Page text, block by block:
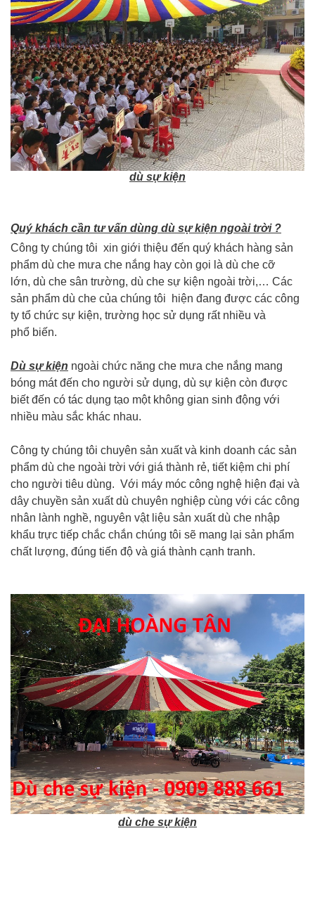
dù sự kiện
Quý khách cần tư vấn dùng dù sự kiện ngoài trời ?
Công ty chúng tôi xin giới thiệu đến quý khách hàng sản
phẩm dù che mưa che nắng hay còn gọi là dù che cỡ
lớn, dù che sân trường, dù che sự kiện ngoài trời,… Các
sản phẩm dù che của chúng tôi hiện đang được các công
ty tổ chức sự kiện, trường học sử dụng rất nhiều và
phổ biến.
Dù sự kiện ngoài chức năng che mưa che nắng mang
bóng mát đến cho người sử dụng, dù sự kiện còn được
biết đến có tác dụng tạo một không gian sinh động với
nhiều màu sắc khác nhau.
Công ty chúng tôi chuyên sản xuất và kinh doanh các sản
phẩm dù che ngoài trời với giá thành rẻ, tiết kiệm chi phí
cho người tiêu dùng. Với máy móc công nghệ hiện đại và
dây chuyền sản xuất dù chuyên nghiệp cùng với các công
nhân lành nghề, nguyên vật liệu sản xuất dù che nhập
khẩu trực tiếp chắc chắn chúng tôi sẽ mang lại sản phẩm
chất lượng, đúng tiến độ và giá thành cạnh tranh.
dù che sự kiện